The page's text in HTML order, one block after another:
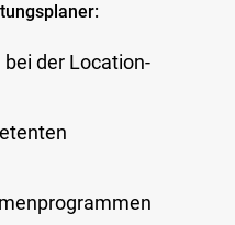
der Location-